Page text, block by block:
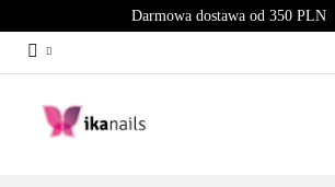
Darmowa dostawa od 350 PLN